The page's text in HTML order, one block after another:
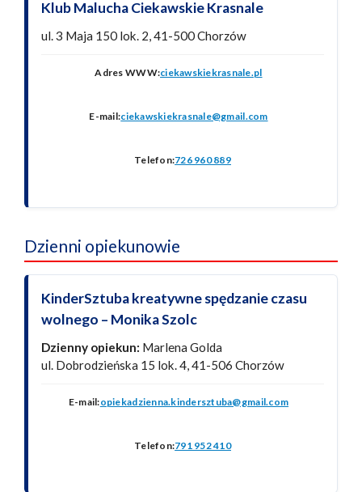
Klub Malucha Ciekawskie Krasnale
ul. 3 Maja 150 lok. 2, 41-500 Chorzów
Adres WWW:ciekawskiekrasnale.pl
E-mail:ciekawskiekrasnale@gmail.com
Telefon:726 960 889
Dzienni opiekunowie
KinderSztuba kreatywne spędzanie czasu
wolnego – Monika Szolc
Dzienny opiekun: Marlena Golda
ul. Dobrodzieńska 15 lok. 4, 41-506 Chorzów
E-mail:opiekadzienna.kindersztuba@gmail.com
Telefon:791 952 410